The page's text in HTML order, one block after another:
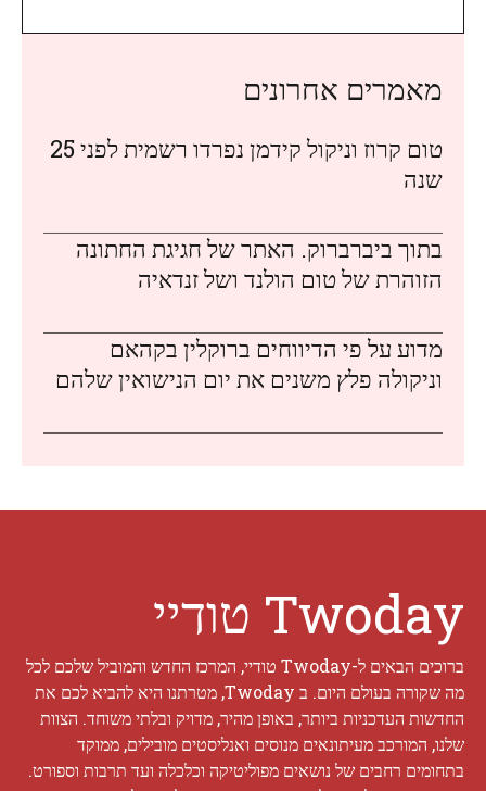
מאמרים אחרונים
טום קרוז וניקול קידמן נפרדו רשמית לפני 25
שנה
בתוך ביברברוק. האתר של חגיגת החתונה
הזוהרת של טום הולנד ושל זנדאיה
מדוע על פי הדיווחים ברוקלין בקהאם
וניקולה פלץ משנים את יום הנישואין שלהם
Twoday טודיי
ברוכים הבאים ל-Twoday טודיי, המרכז החדש והמוביל שלכם לכל
מה שקורה בעולם היום. ב Twoday, מטרתנו היא להביא לכם את
החדשות העדכניות ביותר, באופן מהיר, מדויק ובלתי משוחד. הצוות
שלנו, המורכב מעיתונאים מנוסים ואנליסטים מובילים, ממוקד
בתחומים רחבים של נושאים מפוליטיקה וכלכלה ועד תרבות וספורט.